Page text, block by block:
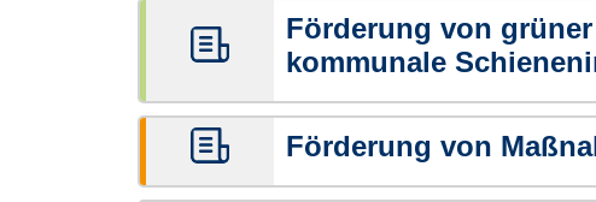
Förderung von
kommunale
Förderung von